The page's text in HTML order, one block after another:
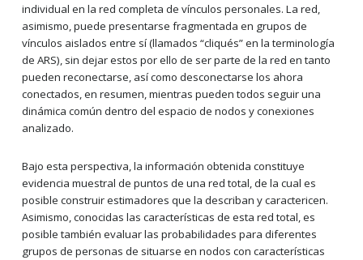
individual en la red completa de vínculos personales. La red,
asimismo, puede presentarse fragmentada en grupos de
vínculos aislados entre sí (llamados “cliqués” en la terminología
de ARS), sin dejar estos por ello de ser parte de la red en tanto
pueden reconectarse, así como desconectarse los ahora
conectados, en resumen, mientras pueden todos seguir una
dinámica común dentro del espacio de nodos y conexiones
analizado.
Bajo esta perspectiva, la información obtenida constituye
evidencia muestral de puntos de una red total, de la cual es
posible construir estimadores que la describan y caractericen.
Asimismo, conocidas las características de esta red total, es
posible también evaluar las probabilidades para diferentes
grupos de personas de situarse en nodos con características